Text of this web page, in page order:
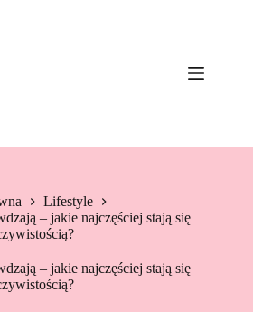
Lifestyle
– jakie najczęściej stają się
– jakie najczęściej stają się